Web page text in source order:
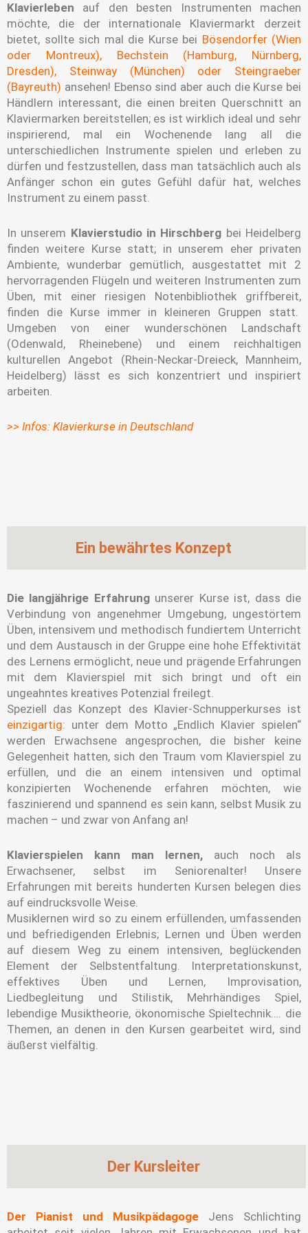
Klavierleben auf den besten Instrumenten machen
möchte, die der internationale Klaviermarkt derzeit
bietet, sollte sich mal die Kurse bei Bösendorfer (Wien
oder Montreux), Bechstein (Hamburg, Nürnberg,
Dresden), Steinway (München) oder Steingraeber
(Bayreuth) ansehen! Ebenso sind aber auch die Kurse bei
Händlern interessant, die einen breiten Querschnitt an
Klaviermarken bereitstellen; es ist wirklich ideal und sehr
inspirierend, mal ein Wochenende lang all die
unterschiedlichen Instrumente spielen und erleben zu
dürfen und festzustellen, dass man tatsächlich auch als
Anfänger schon ein gutes Gefühl dafür hat, welches
Instrument zu einem passt.
In unserem Klavierstudio in Hirschberg bei Heidelberg
finden weitere Kurse statt; in unserem eher privaten
Ambiente, wunderbar gemütlich, ausgestattet mit 2
hervorragenden Flügeln und weiteren Instrumenten zum
Üben, mit einer riesigen Notenbibliothek griffbereit,
finden die Kurse immer in kleineren Gruppen statt.
Umgeben von einer wunderschönen Landschaft
(Odenwald, Rheinebene) und einem reichhaltigen
kulturellen Angebot (Rhein-Neckar-Dreieck, Mannheim,
Heidelberg) lässt es sich konzentriert und inspiriert
arbeiten.
>> Infos: Klavierkurse in Deutschland
Ein bewährtes Konzept
Die langjährige Erfahrungunserer Kurse ist, dass die
Verbindung von angenehmer Umgebung, ungestörtem
Üben, intensivem und methodisch fundiertem Unterricht
und dem Austausch in der Gruppe eine hohe Effektivität
des Lernens ermöglicht, neue und prägende Erfahrungen
mit dem Klavierspiel mit sich bringt und oft ein
ungeahntes kreatives Potenzial freilegt.
Speziell das Konzept des Klavier-Schnupperkurses ist
einzigartig: unter dem Motto „Endlich Klavier spielen“
werden Erwachsene angesprochen, die bisher keine
Gelegenheit hatten, sich den Traum vom Klavierspiel zu
erfüllen, und die an einem intensiven und optimal
konzipierten Wochenende erfahren möchten, wie
faszinierend und spannend es sein kann, selbst Musik zu
machen – und zwar von Anfang an!
Klavierspielen kann man lernen, auch noch als
Erwachsener, selbst im Seniorenalter! Unsere
Erfahrungen mit bereits hunderten Kursen belegen dies
auf eindrucksvolle Weise.
Musiklernen wird so zu einem erfüllenden, umfassenden
und befriedigenden Erlebnis; Lernen und Üben werden
auf diesem Weg zu einem intensiven, beglückenden
Element der Selbstentfaltung. Interpretationskunst,
effektives Üben und Lernen, Improvisation,
Liedbegleitung und Stilistik, Mehrhändiges Spiel,
lebendige Musiktheorie, ökonomische Spieltechnik…. die
Themen, an denen in den Kursen gearbeitet wird, sind
äußerst vielfältig.
Der Kursleiter
Der Pianist und Musikpädagoge Jens Schlichting